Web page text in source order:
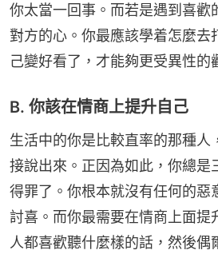
你太當一回事。而若是遇到喜歡
對方的心。你最應該學着怎麼去
己變好看了，才能夠更受異性的
B. 你該在情商上提升自己
生活中的你是比較直率的那種人
接說出來。正因為如此，你總是
得罪了。你根本就沒有任何的惡
討喜。而你最需要在情商上面提
人都喜歡聽什麼樣的話，然後偶